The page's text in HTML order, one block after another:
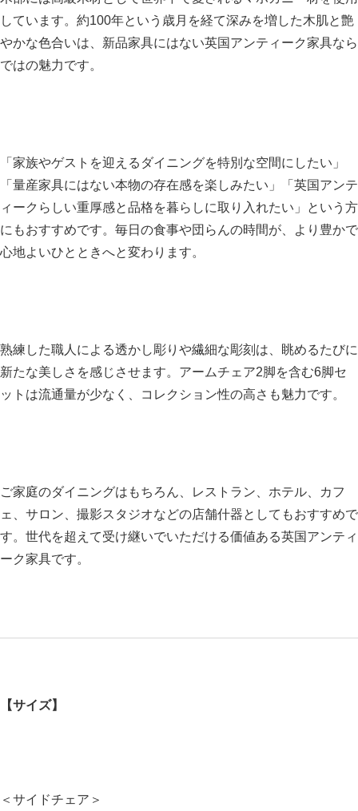
しています。約100年という歳月を経て深みを増した木肌と艶
やかな色合いは、新品家具にはない英国アンティーク家具なら
ではの魅力です。
「家族やゲストを迎えるダイニングを特別な空間にしたい」
「量産家具にはない本物の存在感を楽しみたい」「英国アンテ
ィークらしい重厚感と品格を暮らしに取り入れたい」という方
にもおすすめです。毎日の食事や団らんの時間が、より豊かで
心地よいひとときへと変わります。
熟練した職人による透かし彫りや繊細な彫刻は、眺めるたびに
新たな美しさを感じさせます。アームチェア2脚を含む6脚セ
ットは流通量が少なく、コレクション性の高さも魅力です。
ご家庭のダイニングはもちろん、レストラン、ホテル、カフ
ェ、サロン、撮影スタジオなどの店舗什器としてもおすすめで
す。世代を超えて受け継いでいただける価値ある英国アンティ
ーク家具です。
【サイズ】
＜サイドチェア＞